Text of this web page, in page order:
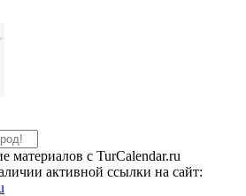
материалов c TurCalendar.ru
активной ссылки на сайт: